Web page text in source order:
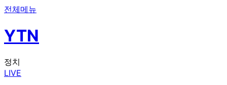
전체메뉴
YTN
정치
LIVE